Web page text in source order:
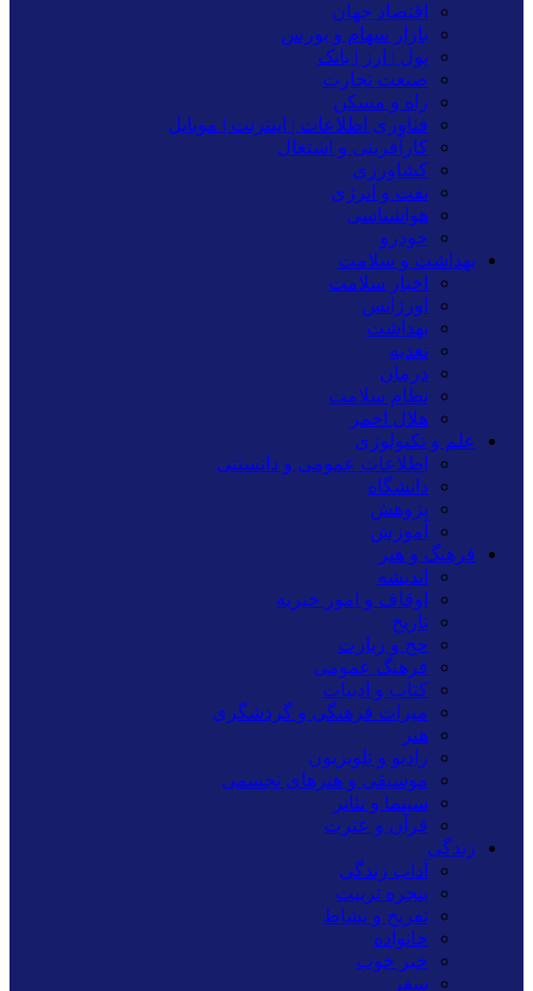
اقتصاد جهان
بازار سهام و بورس
پول | ارز | بانک
صنعت تجارت
راه و مسکن
فناوری اطلاعات | اینترنت | موبایل
کارآفرینی و اشتغال
کشاورزی
نفت و انرژی
هواشناسی
خودرو
بهداشت و سلامت
اخبار سلامت
اورژانس
بهداشت
تغدیه
درمان
نظام سلامت
هلال احمر
علم و تکنولوژی
اطلاعات عمومی و دانستنی
دانشگاه
پژوهش
آموزش
فرهنگ و هنر
اندیشه
اوقاف و امور خیریه
تاریخ
حج و زیارت
فرهنگ عمومی
کتاب و ادبیات
میراث فرهنگی و گردشگری
هنر
رادیو و تلویزیون
موسیقی و هنرهای تجسمی
سینما و تئاتر
قرآن و عترت
زندگی
آداب زندگی
پنجره تربیت
تفریح و نشاط
خانواده
خبر خوب
سفر